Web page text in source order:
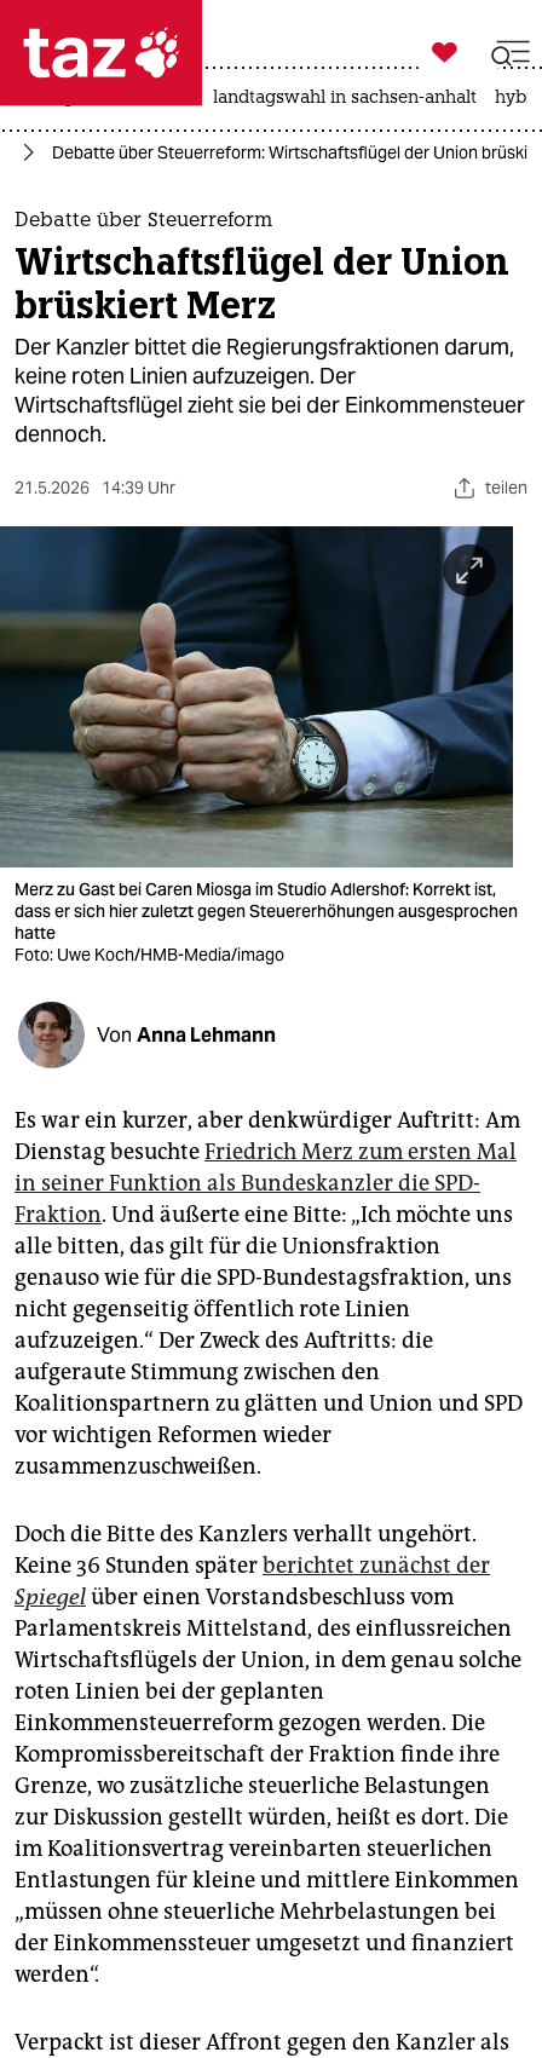
 taz zahl ich
taz zahl ich
themen
politik
öko
gesellschaft
kultur
sport
verlag
verlag
veranstaltungen
shop
fragen & hilfe
unterstützen
genossenschaft

taz zahl ich
landtagswahl in sachsen-anhalt
Debatte über Steuerreform: Wirtschaftsflügel der Union
Debatte über Steuerreform
Wirtschaftsflügel der Union
brüskiert Merz
Der Kanzler bittet die Regierungsfraktionen darum,
keine roten Linien aufzuzeigen. Der
Wirtschaftsflügel zieht sie bei der Einkommensteuer
dennoch.
21.5.2026 14:39 Uhr teilen
Merz zu Gast bei Caren Miosga im Studio Adlershof: Korrekt ist,
dass er sich hier zuletzt gegen Steuererhöhungen ausgesprochen
hatte
Foto: Uwe Koch/HMB-Media/imago
Von Anna Lehmann
Es war ein kurzer, aber denkwürdiger Auftritt: Am
Dienstag besuchteFriedrich Merz zum ersten Mal
in seiner Funktion als Bundeskanzler die SPD-
Fraktion. Und äußerte eine Bitte: „Ich möchte uns
alle bitten, das gilt für die Unionsfraktion
genauso wie für die SPD-Bundestagsfraktion, uns
nicht gegenseitig öffentlich rote Linien
aufzuzeigen.“ Der Zweck des Auftritts: die
aufgeraute Stimmung zwischen den
Koalitionspartnern zu glätten und Union und SPD
vor wichtigen Reformen wieder
zusammenzuschweißen.
Doch die Bitte des Kanzlers verhallt ungehört.
Keine 36 Stunden späterberichtet zunächst der
Spiegelüber einen Vorstandsbeschluss vom
Parlamentskreis Mittelstand, des einflussreichen
Wirtschaftsflügels der Union, in dem genau solche
roten Linien bei der geplanten
Einkommensteuerreform gezogen werden. Die
Kompromissbereitschaft der Fraktion finde ihre
Grenze, wo zusätzliche steuerliche Belastungen
zur Diskussion gestellt würden, heißt es dort. Die
im Koalitionsvertrag vereinbarten steuerlichen
Entlastungen für kleine und mittlere Einkommen
„müssen ohne steuerliche Mehrbelastungen bei
der Einkommenssteuer umgesetzt und finanziert
werden“.
Verpackt ist dieser Affront gegen den Kanzler als